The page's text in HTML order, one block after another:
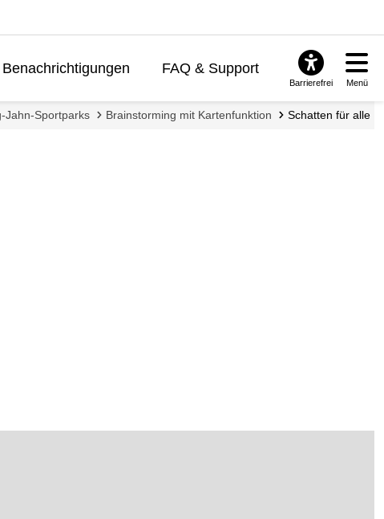
Benachrichtigungen FAQ & Support
Barrierefrei Menü
Jahn-Sportparks Brainstorming mit Kartenfunktion Schatten für alle